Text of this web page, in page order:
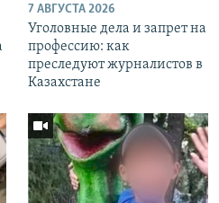
7 АВГУСТА 2026
Уголовные дела и запрет на
профессию: как
преследуют журналистов в
Казахстане